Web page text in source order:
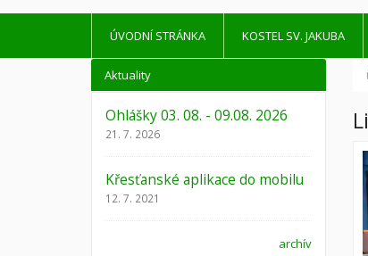
ÚVODNÍ STRÁNKA KOSTEL SV. JAKUBA
Aktuality
Ohlášky 03. 08. - 09.08. 2026
21. 7. 2026
Křesťanské aplikace do mobilu
12. 7. 2021
archív